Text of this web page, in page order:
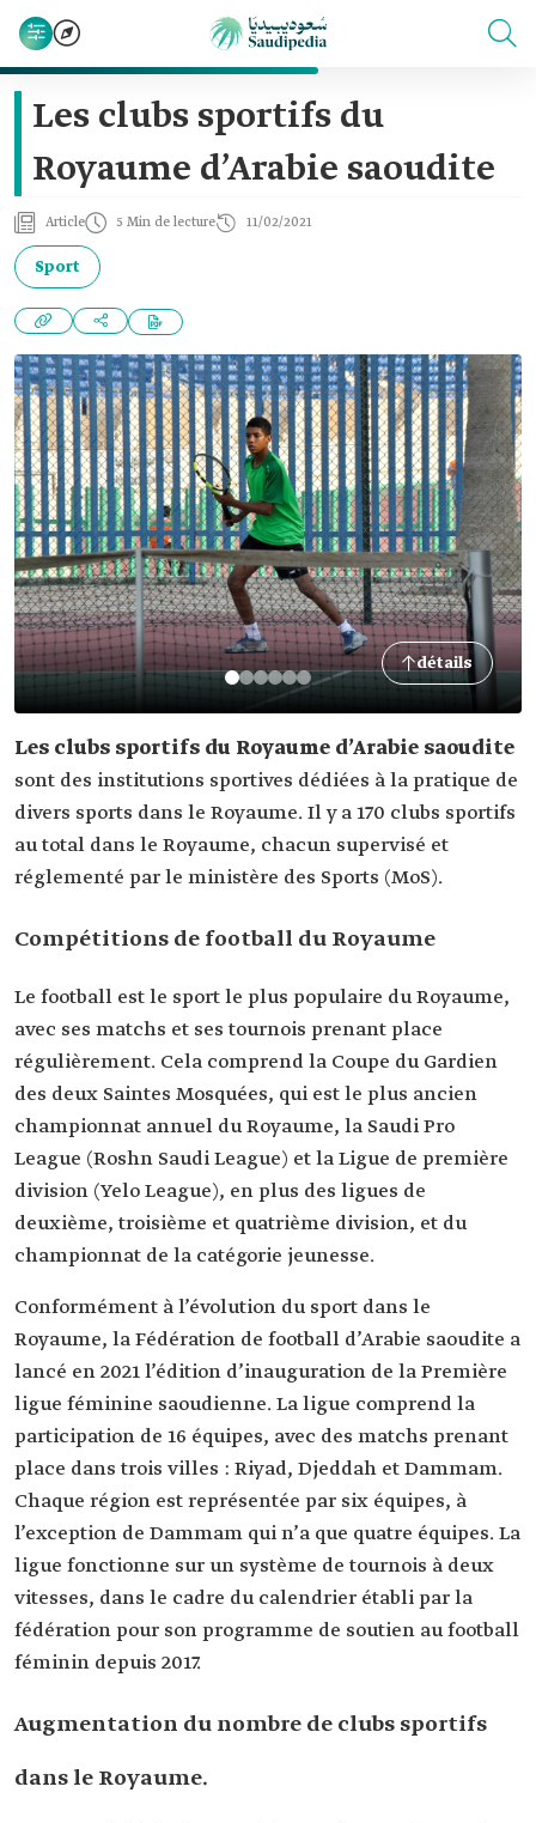
Les clubs sportifs du
Royaume d’Arabie saoudite
Article 5 Min de lecture 11/02/2021
Sport
détails
Les clubs sportifs du Royaume d’Arabie saoudite
sont des institutions sportives dédiées à la pratique de
divers sports dans le Royaume. Il y a 170 clubs sportifs
au total dans le Royaume, chacun supervisé et
réglementé par le ministère des Sports (MoS).
Compétitions de football du Royaume
Le football est le sport le plus populaire du Royaume,
avec ses matchs et ses tournois prenant place
régulièrement. Cela comprend la Coupe du Gardien
des deux Saintes Mosquées, qui est le plus ancien
championnat annuel du Royaume, la Saudi Pro
League (Roshn Saudi League) et la Ligue de première
division (Yelo League), en plus des ligues de
deuxième, troisième et quatrième division, et du
championnat de la catégorie jeunesse.
Conformément à l’évolution du sport dans le
Royaume, la Fédération de football d’Arabie saoudite a
lancé en 2021 l’édition d’inauguration de la Première
ligue féminine saoudienne. La ligue comprend la
participation de 16 équipes, avec des matchs prenant
place dans trois villes : Riyad, Djeddah et Dammam.
Chaque région est représentée par six équipes, à
l’exception de Dammam qui n’a que quatre équipes. La
ligue fonctionne sur un système de tournois à deux
vitesses, dans le cadre du calendrier établi par la
fédération pour son programme de soutien au football
féminin depuis 2017.
Augmentation du nombre de clubs sportifs
dans le Royaume.